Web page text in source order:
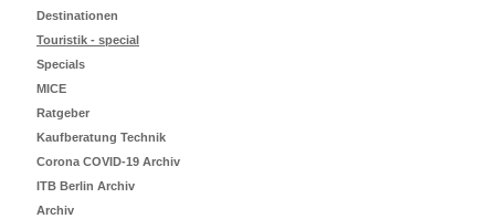
Destinationen
Touristik - special
Specials
MICE
Ratgeber
Kaufberatung Technik
Corona COVID-19 Archiv
ITB Berlin Archiv
Archiv